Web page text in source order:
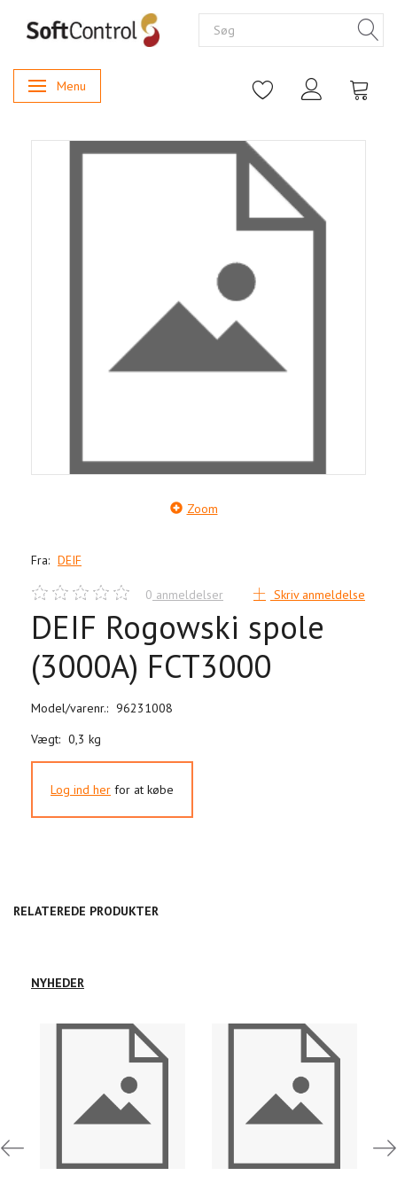
Skifte navigation
Menu
Zoom
Fra: DEIF
0 anmeldelser Skriv anmeldelse
DEIF Rogowski spole
(3000A) FCT3000
Model/varenr.: 96231008
Vægt: 0,3 kg
Log ind her for at købe
RELATEREDE PRODUKTER
NYHEDER
Log
Log